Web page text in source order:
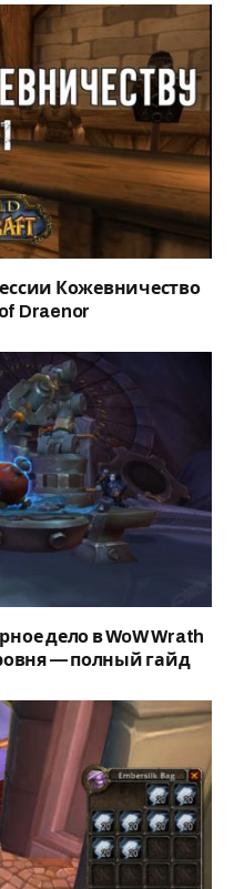
Кожевничество
Draenor
дело в WoW Wrath
— полный гайд